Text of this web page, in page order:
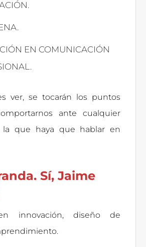
EN COMUNICACIÓN
ver, se tocarán los puntos
ante cualquier
la que haya que hablar en
Sí, Jaime
innovación, diseño de